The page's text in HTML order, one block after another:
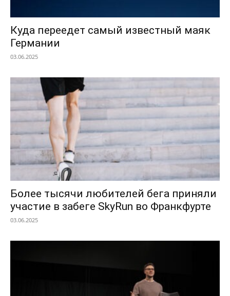
Куда переедет самый известный маяк
Германии
03.06.2025
Более тысячи любителей бега приняли
участие в забеге SkyRun во Франкфурте
03.06.2025